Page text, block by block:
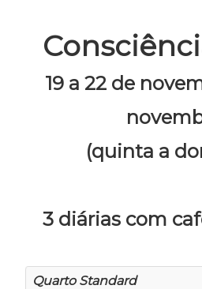
19 a 22 de
(quinta a
3 diárias com
Quarto Standard